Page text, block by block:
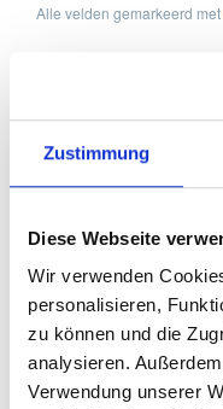
Zustimmung
Diese Webseite
Wir verwenden
personalisieren,
zu können und die
analysieren.
Verwendung unserer
Alle velden gemarkeerd met
Ich interessiere mich für
Email